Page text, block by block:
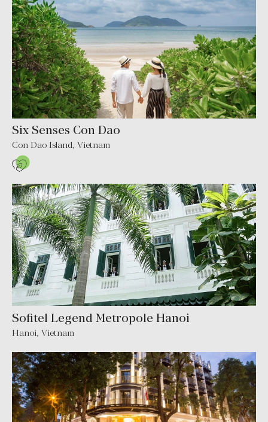
Six Senses Con Dao
Con Dao Island, Vietnam
Sofitel Legend Metropole Hanoi
Hanoi, Vietnam